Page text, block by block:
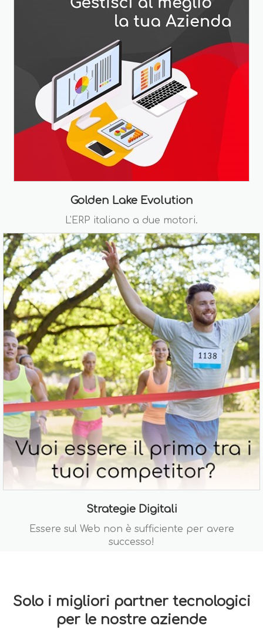
Golden Lake Evolution
L'ERP italiano a due motori.
Strategie Digitali
Essere sul Web non è sufficiente per avere
successo!
Solo i migliori partner tecnologici
per le nostre aziende